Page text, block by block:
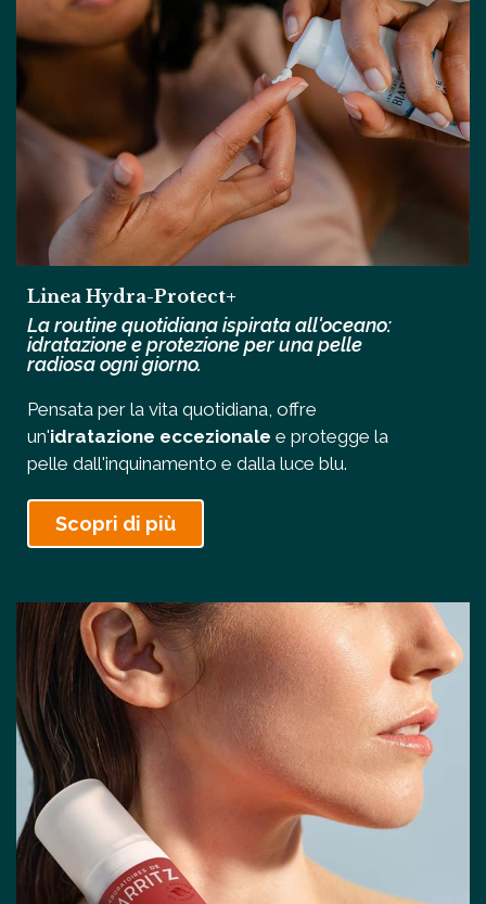
Linea Hydra-Protect+
La routine quotidiana ispirata all'oceano:
idratazione e protezione per una pelle
radiosa ogni giorno.
Pensata per la vita quotidiana, offre
un'idratazione eccezionale e protegge la
pelle dall'inquinamento e dalla luce blu.
Scopri di più